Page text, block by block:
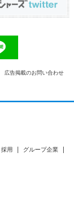
広告掲載のお問い合わせ
採用
グループ企業